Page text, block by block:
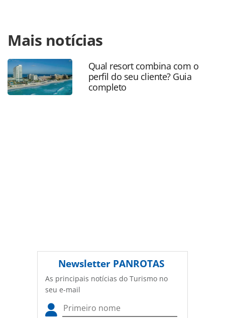
https://www.panrotas.com.br/aviacao/investimentos/
comprara-avioes-usados-para-suprir-suspensao-do-
max_166067.html ou as ferramentas oferecidas na página.
Todo o conteúdo produzido pela PANROTAS Editora é
protegido pela legislação brasileira sobre direito autoral.
Não reproduza o conteúdo sem autorização da PANROTAS
Mais notícias
Qual resort combina com o
perfil do seu cliente? Guia
completo
Newsletter PANROTAS
As principais notícias do Turismo no
seu e-mail